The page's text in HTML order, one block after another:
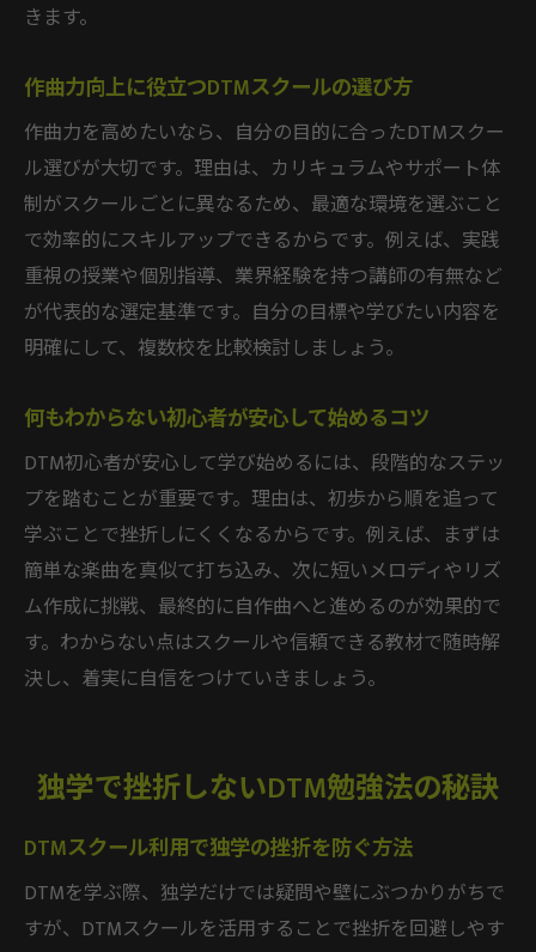
効率的に続く勉強法の見つけ方とは
自分に合ったDTMスクールの選び方
独学とスクールの併用で実感する上達
DTMスクール×独学で得られる成長実感
併用学習で作曲初心者が伸びる理由
実際の体験談から見る上達のステップ
フィードバックと自主練習の効果的な流れ
継続的な学びで作曲力を高めるポイント
理想の曲作りへ導く継続学習のすすめ
DTMスクールと独学で続ける価値とは
挫折しない継続学習のコツを徹底解説
目標達成へ導く学習計画の立て方
作曲を続けるためのモチベーション管理術
定期的な振り返りで成長を実感しよう
きます。
作曲力向上に役立つDTMスクールの選び方
作曲力を高めたいなら、自分の目的に合ったDTMスクー
ル選びが大切です。理由は、カリキュラムやサポート体
制がスクールごとに異なるため、最適な環境を選ぶこと
で効率的にスキルアップできるからです。例えば、実践
重視の授業や個別指導、業界経験を持つ講師の有無など
が代表的な選定基準です。自分の目標や学びたい内容を
明確にして、複数校を比較検討しましょう。
何もわからない初心者が安心して始めるコツ
DTM初心者が安心して学び始めるには、段階的なステッ
プを踏むことが重要です。理由は、初歩から順を追って
学ぶことで挫折しにくくなるからです。例えば、まずは
簡単な楽曲を真似て打ち込み、次に短いメロディやリズ
ム作成に挑戦、最終的に自作曲へと進めるのが効果的で
す。わからない点はスクールや信頼できる教材で随時解
決し、着実に自信をつけていきましょう。
独学で挫折しないDTM勉強法の秘訣
DTMスクール利用で独学の挫折を防ぐ方法
DTMを学ぶ際、独学だけでは疑問や壁にぶつかりがちで
すが、DTMスクールを活用することで挫折を回避しやす